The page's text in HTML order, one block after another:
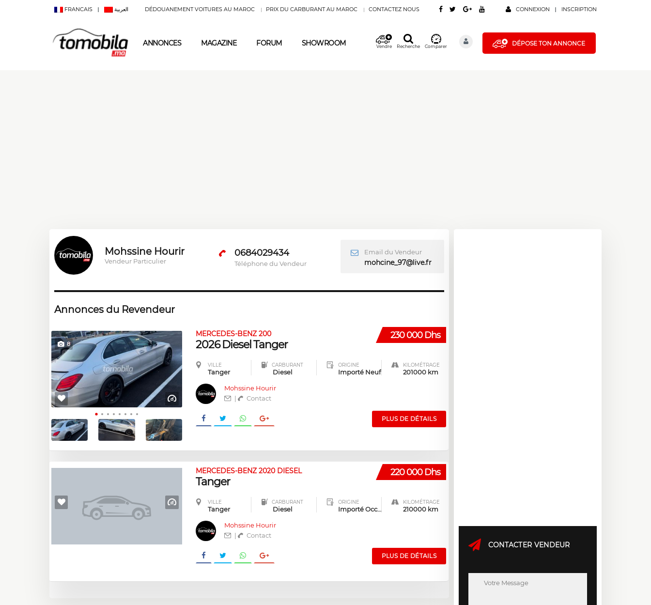
FRANCAIS العربية CONNEXION INSCRIPTION
DÉDOUANEMENT VOITURES AU MAROC PRIX DU CARBURANT AU MAROC CONTACTEZ NOUS
DÉPOSE TON ANNONCE
Comparer
Recherche
Vendre
ANNONCES MAGAZINE FORUM SHOWROOM
Mohssine Hourir
Vendeur Particulier
Email du Vendeur
mohcine_97@live.fr
0684029434
Téléphone du Vendeur
Annonces du Revendeur
8
230 000 Dhs
MERCEDES-BENZ 200
2026 Diesel Tanger
VILLE
Tanger
CARBURANT
Diesel
ORIGINE
Importé Neuf
KILOMÉTRAGE
201000 km
Mohssine Hourir
|
Contact
PLUS DE DÉTAILS
220 000 Dhs
MERCEDES-BENZ 2020 DIESEL
Tanger
VILLE
Tanger
CARBURANT
Diesel
ORIGINE
Importé Occasion
KILOMÉTRAGE
210000 km
Mohssine Hourir
|
Contact
PLUS DE DÉTAILS
CONTACTER VENDEUR